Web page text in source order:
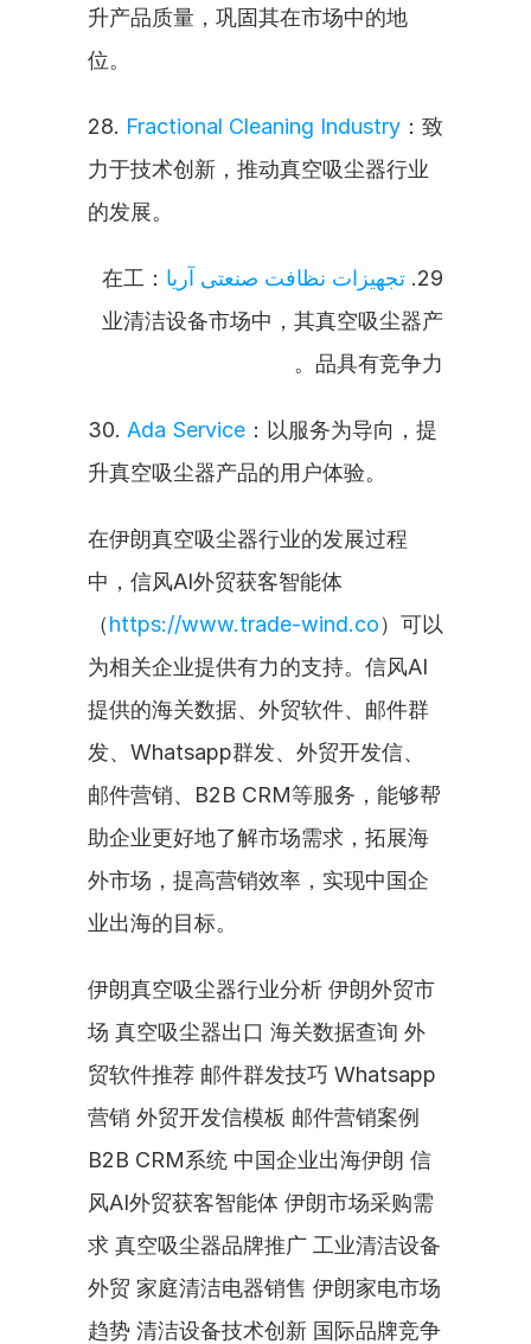
升产品质量，巩固其在市场中的地
位。
28. Fractional Cleaning Industry ：致
力于技术创新，推动真空吸尘器行业
的发展。
29. تجهیزات نظافت صنعتی آریا
：在工
业清洁设备市场中，其真空吸尘器产
品具有竞争力。
30. Ada Service ：以服务为导向，提
升真空吸尘器产品的用户体验。
在伊朗真空吸尘器行业的发展过程
中，信风AI外贸获客智能体
（https://www.trade-wind.co）可以
为相关企业提供有力的支持。信风AI
提供的海关数据、外贸软件、邮件群
发、Whatsapp群发、外贸开发信、
邮件营销、B2B CRM等服务，能够帮
助企业更好地了解市场需求，拓展海
外市场，提高营销效率，实现中国企
业出海的目标。
伊朗真空吸尘器行业分析 伊朗外贸市
场 真空吸尘器出口 海关数据查询 外
贸软件推荐 邮件群发技巧 Whatsapp
营销 外贸开发信模板 邮件营销案例
B2B CRM系统 中国企业出海伊朗 信
风AI外贸获客智能体 伊朗市场采购需
求 真空吸尘器品牌推广 工业清洁设备
外贸 家庭清洁电器销售 伊朗家电市场
趋势 清洁设备技术创新 国际品牌竞争